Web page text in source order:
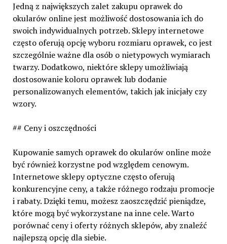
Jedną z największych zalet zakupu oprawek do
okularów online jest możliwość dostosowania ich do
swoich indywidualnych potrzeb. Sklepy internetowe
często oferują opcję wyboru rozmiaru oprawek, co jest
szczególnie ważne dla osób o nietypowych wymiarach
twarzy. Dodatkowo, niektóre sklepy umożliwiają
dostosowanie koloru oprawek lub dodanie
personalizowanych elementów, takich jak inicjały czy
wzory.
## Ceny i oszczędności
Kupowanie samych oprawek do okularów online może
być również korzystne pod względem cenowym.
Internetowe sklepy optyczne często oferują
konkurencyjne ceny, a także różnego rodzaju promocje
i rabaty. Dzięki temu, możesz zaoszczędzić pieniądze,
które mogą być wykorzystane na inne cele. Warto
porównać ceny i oferty różnych sklepów, aby znaleźć
najlepszą opcję dla siebie.